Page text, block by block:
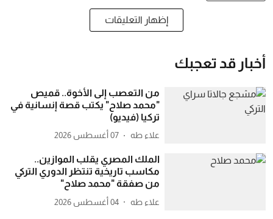
إظهار التعليقات
أخبار قد تعجبك
من التعصب إلى الأخوة.. قميص
"محمد صلاح" يكتب قصة إنسانية في
تركيا (فيديو)
علاء طه 07 أغسطس 2026
الملك المصري يقلب الموازين..
مكاسب تاريخية تنتظر الدوري التركي
من صفقة "محمد صلاح"
علاء طه 04 أغسطس 2026